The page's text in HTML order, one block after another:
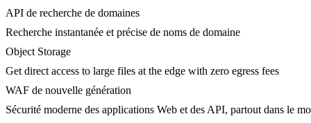
API de recherche de domaines
Recherche instantanée et précise de noms de domaine
Object Storage
Get direct access to large files at the edge with zero egress fees
WAF de nouvelle génération
Sécurité moderne des applications Web et des API, partout dans le